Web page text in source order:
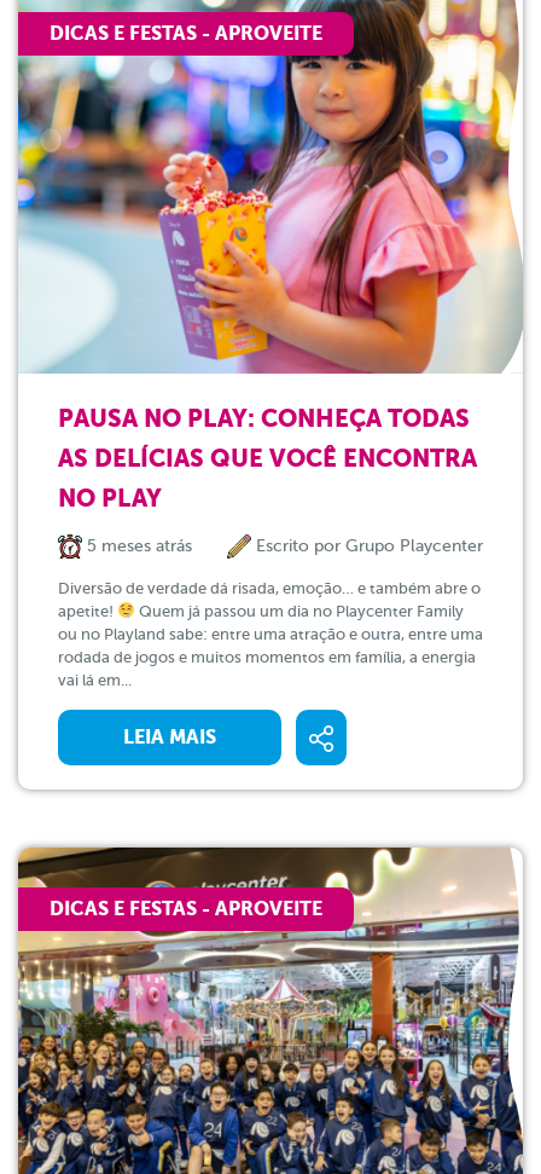
DICAS E FESTAS - APROVEITE
PAUSA NO PLAY: CONHEÇA TODAS
AS DELÍCIAS QUE VOCÊ ENCONTRA
NO PLAY
5 meses atrás Escrito por Grupo Playcenter
Diversão de verdade dá risada, emoção… e também abre o
apetite!
Quem já passou um dia no Playcenter Family
ou no Playland sabe: entre uma atração e outra, entre uma
rodada de jogos e muitos momentos em família, a energia
vai lá em...
LEIA MAIS
DICAS E FESTAS - APROVEITE